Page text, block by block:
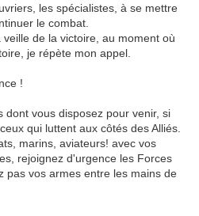
les spécialistes, à se mettre
le combat.
de la victoire, au moment où
je répète mon appel.
!
dont vous disposez pour venir, si
qui luttent aux côtés des Alliés.
marins, aviateurs! avec vos
rejoignez d'urgence les Forces
pas vos armes entre les mains de